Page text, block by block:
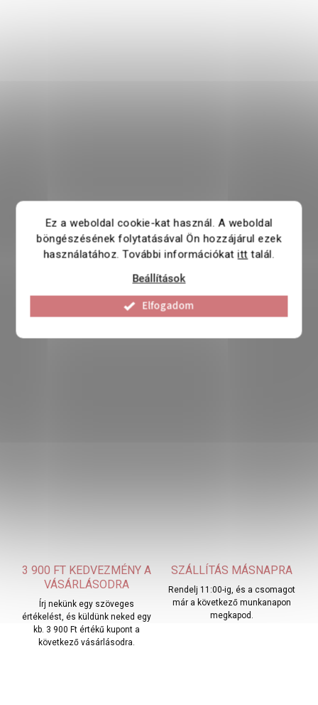
Ez a weboldal cookie-kat használ. A weboldal
böngészésének folytatásával Ön hozzájárul ezek
használatához. További információkatitt talál.
Beállítások
Elfogadom
3 900 FT KEDVEZMÉNY A
VÁSÁRLÁSODRA
Írj nekünk egy szöveges
értékelést, és küldünk neked egy
kb. 3 900 Ft értékű kupont a
következő vásárlásodra.
SZÁLLÍTÁS MÁSNAPRA
Rendelj 11:00-ig, és a csomagot
már a következő munkanapon
megkapod.